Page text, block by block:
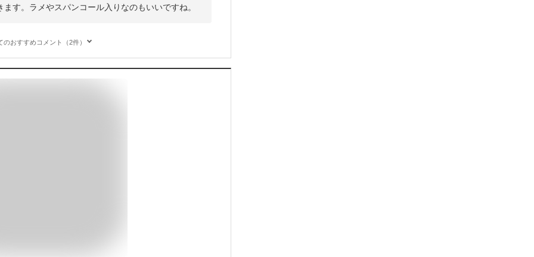
す。ラメやスパンコール入りなのもいいですね。
のおすすめコメント（2件）